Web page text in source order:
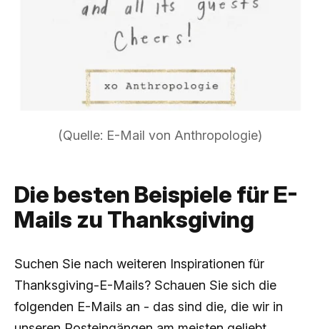
(Quelle: E-Mail von Anthropologie)
Die besten Beispiele für E-
Mails zu Thanksgiving
Suchen Sie nach weiteren Inspirationen für
Thanksgiving-E-Mails? Schauen Sie sich die
folgenden E-Mails an - das sind die, die wir in